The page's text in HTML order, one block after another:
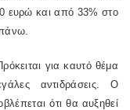
ευρώ και από 33% στο
για καυτό θέμα
αντιδράσεις. Ο
ότι θα αυξηθεί